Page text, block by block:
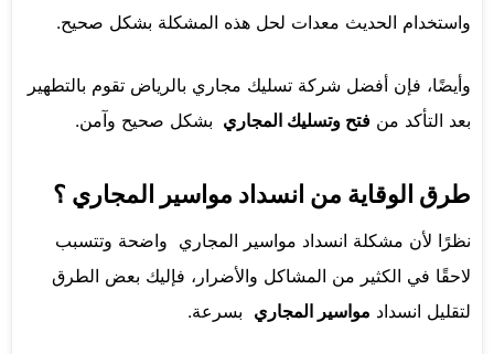
واستخدام الحديث معدات لحل هذه المشكلة بشكل صحيح.
وأيضًا، فإن أفضل شركة تسليك مجاري بالرياض تقوم بالتطهير
بعد التأكد من فتح وتسليك المجاري بشكل صحيح وآمن.
طرق الوقاية من انسداد مواسير المجاري ؟
نظرًا لأن مشكلة انسداد مواسير المجاري واضحة وتتسبب
لاحقًا في الكثير من المشاكل والأضرار، فإليك بعض الطرق
لتقليل انسداد مواسير المجاري بسرعة.